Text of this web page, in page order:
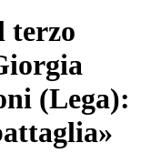
terzo
(Lega):